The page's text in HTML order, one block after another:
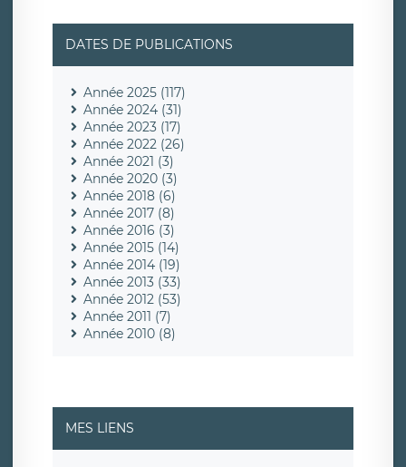
DATES DE PUBLICATIONS
Année 2025 (117)
Année 2024 (31)
Année 2023 (17)
Année 2022 (26)
Année 2021 (3)
Année 2020 (3)
Année 2018 (6)
Année 2017 (8)
Année 2016 (3)
Année 2015 (14)
Année 2014 (19)
Année 2013 (33)
Année 2012 (53)
Année 2011 (7)
Année 2010 (8)
MES LIENS